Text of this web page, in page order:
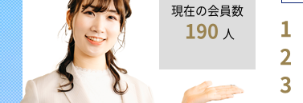
現在の会員数
190 人